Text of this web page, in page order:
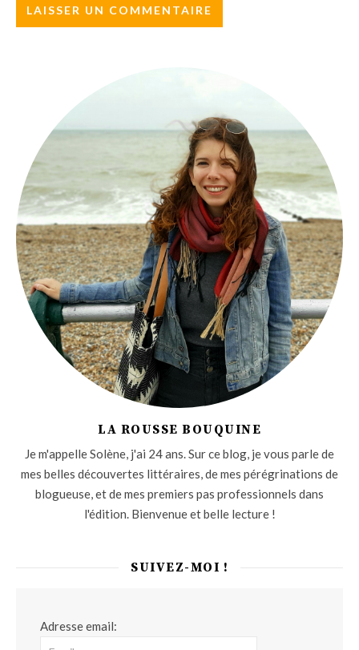
LA ROUSSE BOUQUINE
Je m'appelle Solène, j'ai 24 ans. Sur ce blog, je vous parle de
mes belles découvertes littéraires, de mes pérégrinations de
blogueuse, et de mes premiers pas professionnels dans
l'édition. Bienvenue et belle lecture !
SUIVEZ-MOI !
Adresse email: